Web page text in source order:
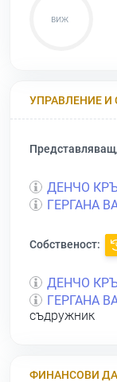
УПРАВЛЕНИЕ И
ДЕНЧО
ГЕРГАНА
Собственост:
ДЕНЧО
ГЕРГАНА
съдружник
ФИНАНСОВИ